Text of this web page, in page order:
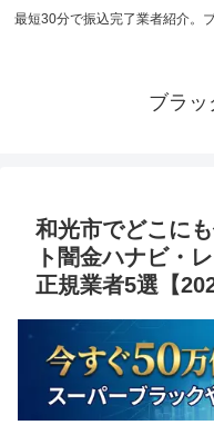
最短30分で振込完了業者紹介。
ブラ
和光市でどこに
ト闇金ハナビ・
正規業者5選【